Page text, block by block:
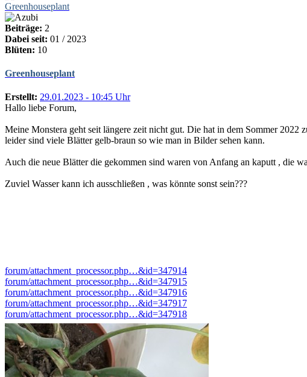
Greenhouseplant
Beiträge: 2
Dabei seit: 01 / 2023
Blüten: 10
Greenhouseplant
Erstellt: 29.01.2023 - 10:45 Uhr
Hallo liebe Forum,
Meine Monstera geht seit längere zeit nicht gut. Die hat in dem Sommer
leider sind viele Blätter gelb-braun so wie man in Bilder sehen kann.
Auch die neue Blätter die gekommen sind waren von Anfang an kaputt , die
Zuviel Wasser kann ich ausschließen , was könnte sonst sein???
forum/attachment_processor.php…&id=347914
forum/attachment_processor.php…&id=347915
forum/attachment_processor.php…&id=347916
forum/attachment_processor.php…&id=347917
forum/attachment_processor.php…&id=347918